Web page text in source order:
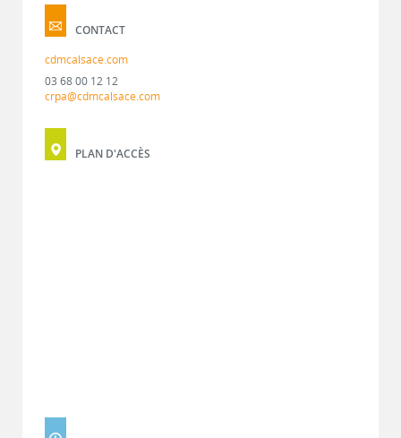
CONTACT
cdmcalsace.com
03 68 00 12 12
crpa@cdmcalsace.com
PLAN D'ACCÈS